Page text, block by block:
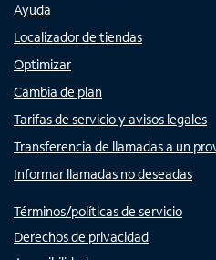
Ayuda
Localizador de tiendas
Optimizar
Cambia de plan
Tarifas de servicio y avisos legales
Transferencia de llamadas a un
Informar llamadas no deseadas
Términos/políticas de servicio
Derechos de privacidad